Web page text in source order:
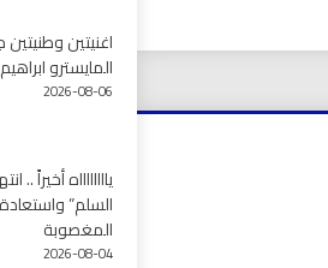
اغنيتين وطنيتين
المايسترو
2026-08-06
يااااااااه أخيراً
السلم” واستعادة
المغصوبة
2026-08-04